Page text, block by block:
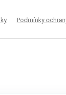
Podmínky